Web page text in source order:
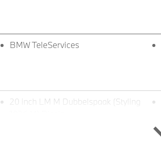
BMW TeleServices
20 inch LM M Dubbelspaak (Styling